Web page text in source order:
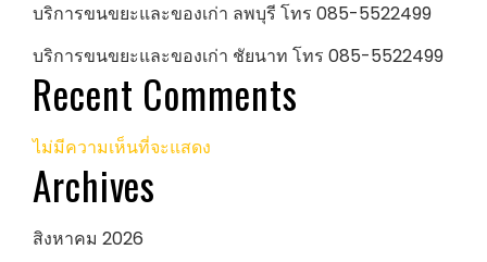
บริการขนขยะและของเก่า ลพบุรี โทร 085-5522499
บริการขนขยะและของเก่า ชัยนาท โทร 085-5522499
Recent Comments
ไม่มีความเห็นที่จะแสดง
Archives
สิงหาคม 2026